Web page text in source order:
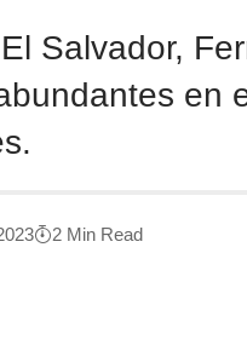
Salvador,
en
2 Min Read